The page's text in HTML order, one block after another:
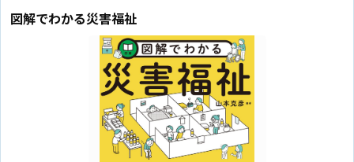
図解でわかる災害福祉